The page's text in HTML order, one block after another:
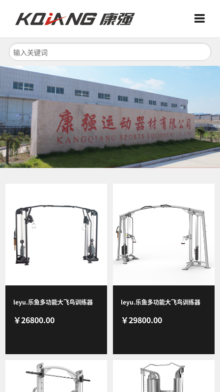
首页
关于我们
产品中心
视频
leyu.乐鱼多功能大飞鸟训练器
8112综合训练器专业运动健身器
￥26800.00
leyu.乐鱼多功能大飞鸟训练器
8212商用健身器材健身房团购综
￥29800.00